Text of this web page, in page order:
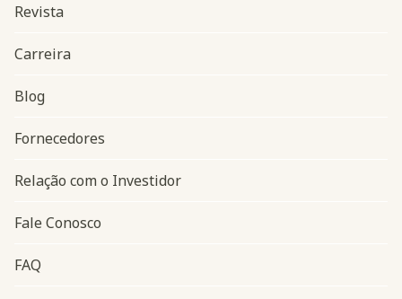
Navegação do rodapé
Revista
Carreira
Blog
Fornecedores
Relação com o Investidor
Fale Conosco
FAQ